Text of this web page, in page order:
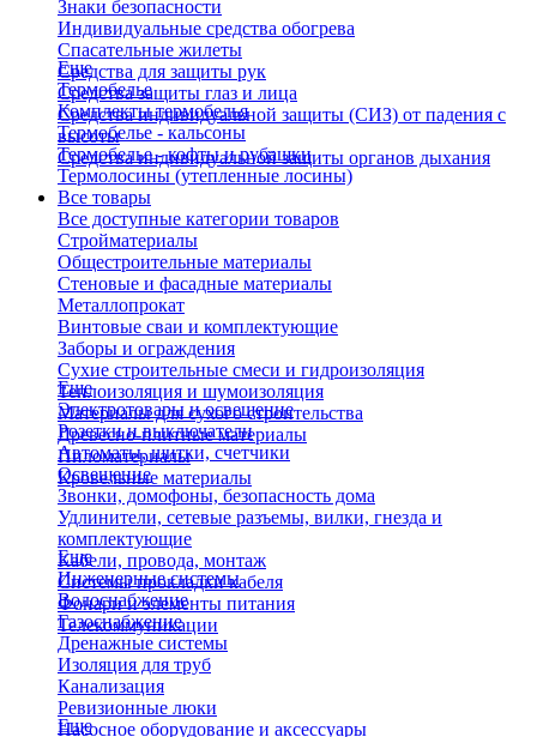
Знаки безопасности
Индивидуальные средства обогрева
Спасательные жилеты
Средства для защиты рук
Средства защиты глаз и лица
Средства индивидуальной защиты (СИЗ) от падения с
высоты
Средства индивидуальной защиты органов дыхания
Еще
Термобелье
Комплекты термобелья
Термобелье - кальсоны
Термобелье - кофты и рубашки
Термолосины (утепленные лосины)
Все товары
Все доступные категории товаров
Стройматериалы
Общестроительные материалы
Стеновые и фасадные материалы
Металлопрокат
Винтовые сваи и комплектующие
Заборы и ограждения
Сухие строительные смеси и гидроизоляция
Теплоизоляция и шумоизоляция
Материалы для сухого строительства
Древесно-плитные материалы
Пиломатериалы
Кровельные материалы
Еще
Электротовары и освещение
Розетки и выключатели
Автоматы, щитки, счетчики
Освещение
Звонки, домофоны, безопасность дома
Удлинители, сетевые разъемы, вилки, гнезда и
комплектующие
Кабели, провода, монтаж
Системы прокладки кабеля
Фонари и элементы питания
Телекоммуникации
Еще
Инженерные системы
Водоснабжение
Газоснабжение
Дренажные системы
Изоляция для труб
Канализация
Ревизионные люки
Насосное оборудование и аксессуары
Еще